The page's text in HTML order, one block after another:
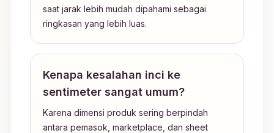
saat jarak lebih mudah dipahami sebagai
ringkasan yang lebih luas.
Kenapa kesalahan inci ke
sentimeter sangat umum?
Karena dimensi produk sering berpindah
antara pemasok, marketplace, dan sheet